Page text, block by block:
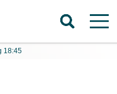
18:45